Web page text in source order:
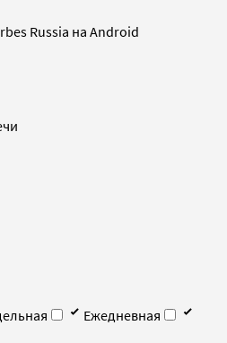
Russia на Android
Ежедневная